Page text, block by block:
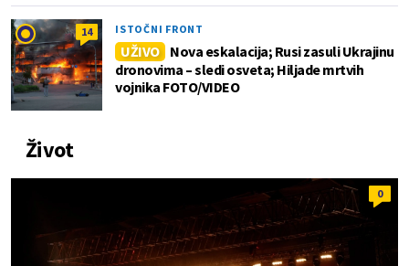
14 ISTOČNI FRONT
UŽIVO
Nova eskalacija; Rusi zasuli Ukrajinu
dronovima – sledi osveta; Hiljade mrtvih
vojnika FOTO/VIDEO
Život
0